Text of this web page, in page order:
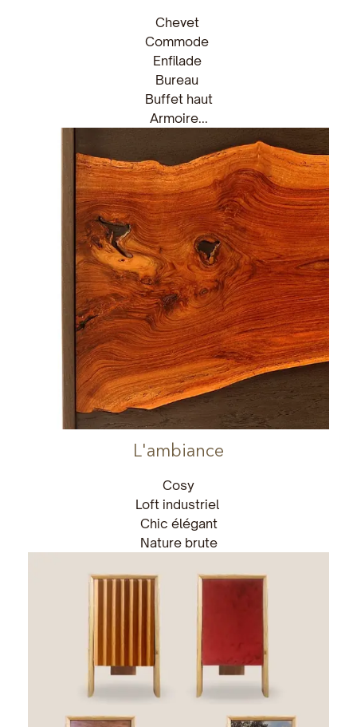
Chevet
Commode
Enfilade
Bureau
Buffet haut
Armoire...
L'ambiance
Cosy
Loft industriel
Chic élégant
Nature brute